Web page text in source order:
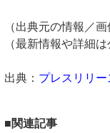
（出典元の情報／
（最新情報や詳細
出典： プレスリリー
■関連記事